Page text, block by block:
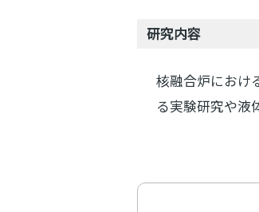
研究内容
核融合炉におけ
る実験研究や液